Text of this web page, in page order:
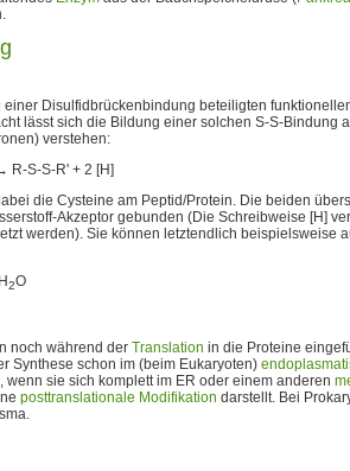
einer Disulfidbrückenbindung beteiligten
lässt sich die Bildung einer solchen S-S-Bindung
verstehen:
R-S-S-R' + 2 [H]
die Cysteine am Peptid/Protein. Die beiden
Akzeptor gebunden (Die Schreibweise [H]
werden). Sie können letztendlich beispielsweise
2O
noch während der Translation in die Proteine
Synthese schon im (beim Eukaryoten)
wenn sie sich komplett im ER oder einem anderen
posttranslationale Modifikation darstellt. Bei